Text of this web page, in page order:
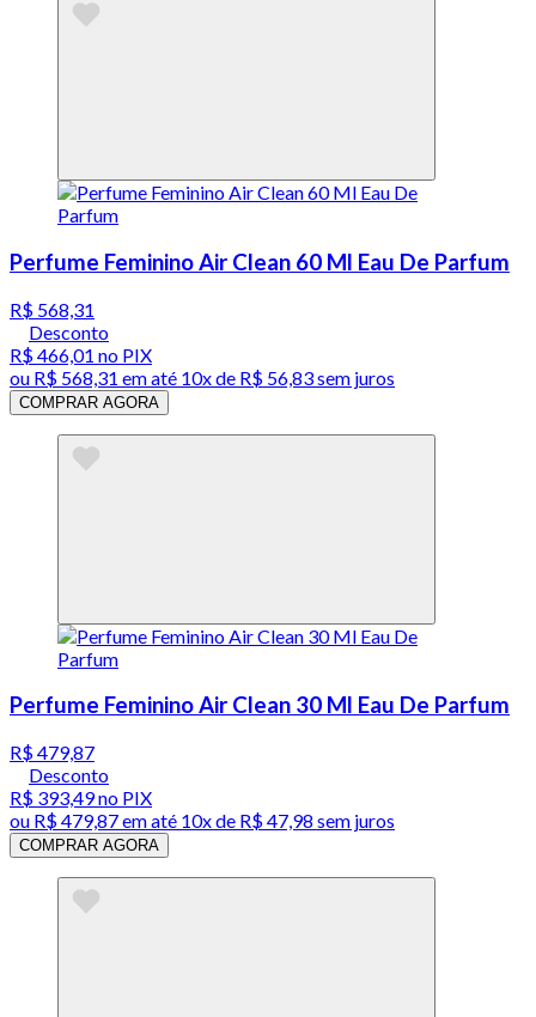
Perfume Feminino Air Clean 60 Ml Eau De Parfum
R$ 568,31
Desconto
R$ 466,01 no PIX
ou R$ 568,31 em até 10x de R$ 56,83 sem juros
COMPRAR AGORA
Perfume Feminino Air Clean 30 Ml Eau De Parfum
R$ 479,87
Desconto
R$ 393,49no PIX
ou R$ 479,87em até 10x de R$ 47,98 sem juros
COMPRAR AGORA